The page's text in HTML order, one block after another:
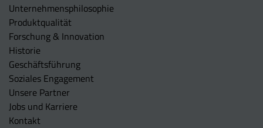
Unternehmens­philosophie
Produktqualität
Forschung & Innovation
Historie
Geschäftsführung
Soziales Engagement
Unsere Partner
Jobs und Karriere
Kontakt